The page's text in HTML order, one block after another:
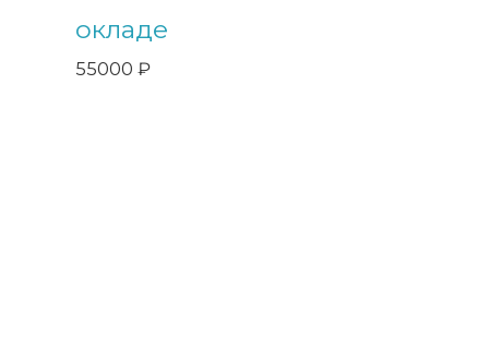
окладе
55000₽